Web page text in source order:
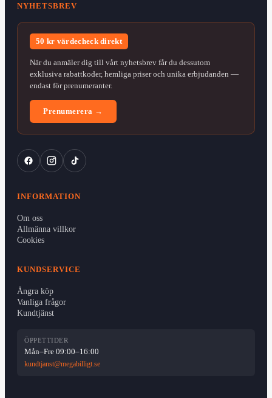
NYHETSBREV
50 kr värdecheck direkt
När du anmäler dig till vårt nyhetsbrev får du dessutom
exklusiva rabattkoder, hemliga priser och unika erbjudanden —
endast för prenumeranter.
Prenumerera →
INFORMATION
Om oss
Allmänna villkor
Cookies
KUNDSERVICE
Ångra köp
Vanliga frågor
Kundtjänst
ÖPPETTIDER
Mån–Fre 09:00–16:00
kundtjanst@megabilligt.se